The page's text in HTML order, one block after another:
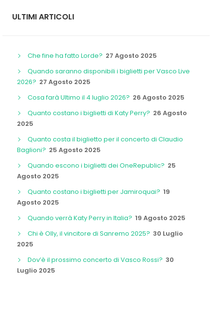
ULTIMI ARTICOLI
Che fine ha fatto Lorde? 27 Agosto 2025
Quando saranno disponibili i biglietti per Vasco Live
2026? 27 Agosto 2025
Cosa farà Ultimo il 4 luglio 2026? 26 Agosto 2025
Quanto costano i biglietti di Katy Perry? 26 Agosto
2025
Quanto costa il biglietto per il concerto di Claudio
Baglioni? 25 Agosto 2025
Quando escono i biglietti dei OneRepublic? 25
Agosto 2025
Quanto costano i biglietti per Jamiroquai? 19
Agosto 2025
Quando verrà Katy Perry in Italia? 19 Agosto 2025
Chi è Olly, il vincitore di Sanremo 2025? 30 Luglio
2025
Dov’è il prossimo concerto di Vasco Rossi? 30
Luglio 2025